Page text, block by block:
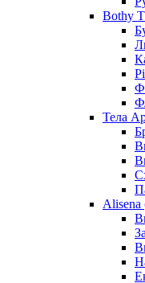
Bothy
Тела
Alisena